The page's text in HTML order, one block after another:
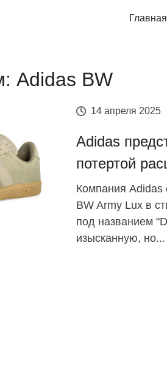
Главная
Adidas BW
14 апреля 2025
Adidas
потертой
Компания Adidas
BW Army Lux в
под названием
изысканную, но...